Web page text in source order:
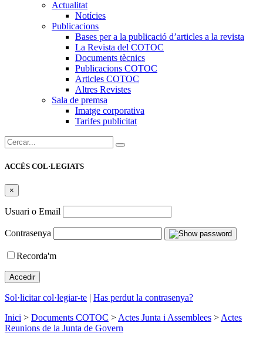
Actualitat
Notícies
Publicacions
Bases per a la publicació d’articles a la revista
La Revista del COTOC
Documents tècnics
Publicacions COTOC
Articles COTOC
Altres Revistes
Sala de premsa
Imatge corporativa
Tarifes publicitat
Cercar:
ACCÉS COL·LEGIATS
×
Usuari o Email
Contrasenya
Recorda'm
Sol·licitar col·legiar-te | Has perdut la contrasenya?
Inici > Documents COTOC > Actes Junta i Assemblees > Actes
Reunions de la Junta de Govern